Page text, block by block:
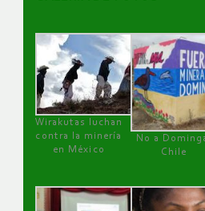
Wirakutas luchan
contra la minería
en México
No a
Chile